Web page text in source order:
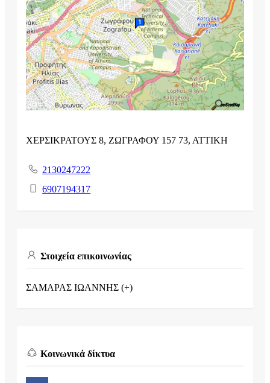
ΧΕΡΣΙΚΡΑΤΟΥΣ 8, ΖΩΓΡΑΦΟΥ 157 73, ΑΤΤΙΚΗ
2130247222
6907194317
Στοιχεία επικοινωνίας
ΣΑΜΑΡΑΣ ΙΩΑΝΝΗΣ (+)
Κοινωνικά δίκτυα